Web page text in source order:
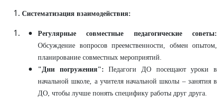
Систематизация взаимодействия:
Регулярные совместные педагогические советы:
Обсуждение вопросов преемственности, обмен опытом,
планирование совместных мероприятий.
"Дни погружения": Педагоги ДО посещают уроки в
начальной школе, а учителя начальной школы – занятия в
ДО, чтобы лучше понять специфику работы друг друга.